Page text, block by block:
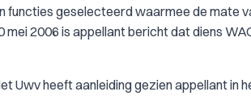
functies geselecteerd waarmee de mate
2006 is appellant bericht dat diens
Uwv heeft aanleiding gezien appellant in